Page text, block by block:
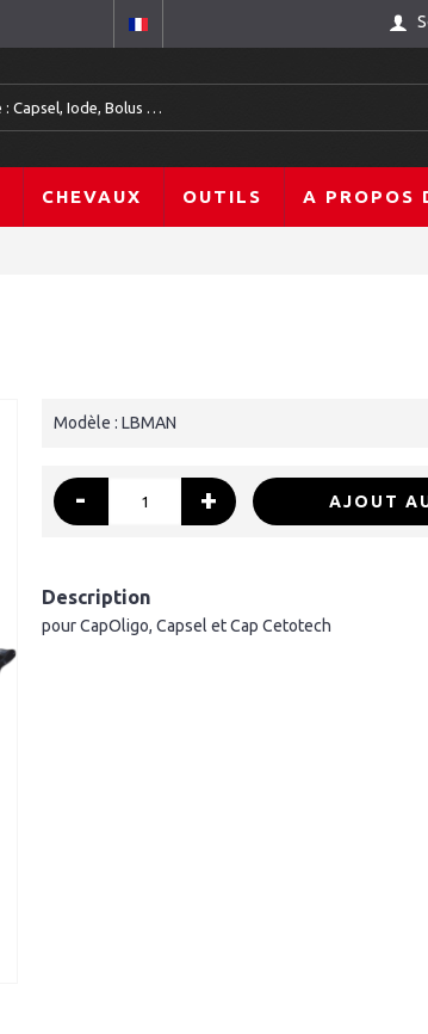
CHEVAUX OUTILS A PROPOS
Modèle : LBMAN
- + AJOUT
Description
pour CapOligo, Capsel et Cap Cetotech